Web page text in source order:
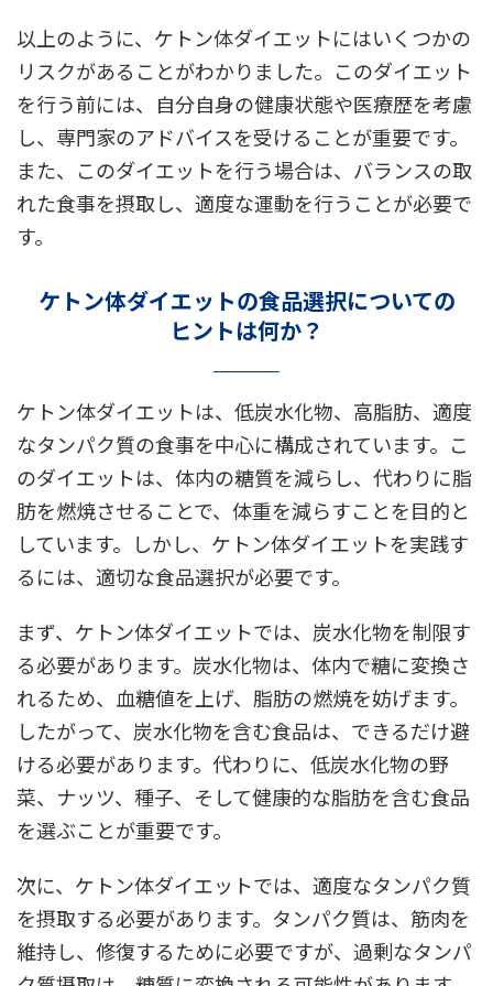
以上のように、ケトン体ダイエットにはいくつかの
リスクがあることがわかりました。このダイエット
を行う前には、自分自身の健康状態や医療歴を考慮
し、専門家のアドバイスを受けることが重要です。
また、このダイエットを行う場合は、バランスの取
れた食事を摂取し、適度な運動を行うことが必要で
す。
ケトン体ダイエットの食品選択についての
ヒントは何か？
ケトン体ダイエットは、低炭水化物、高脂肪、適度
なタンパク質の食事を中心に構成されています。こ
のダイエットは、体内の糖質を減らし、代わりに脂
肪を燃焼させることで、体重を減らすことを目的と
しています。しかし、ケトン体ダイエットを実践す
るには、適切な食品選択が必要です。
まず、ケトン体ダイエットでは、炭水化物を制限す
る必要があります。炭水化物は、体内で糖に変換さ
れるため、血糖値を上げ、脂肪の燃焼を妨げます。
したがって、炭水化物を含む食品は、できるだけ避
ける必要があります。代わりに、低炭水化物の野
菜、ナッツ、種子、そして健康的な脂肪を含む食品
を選ぶことが重要です。
次に、ケトン体ダイエットでは、適度なタンパク質
を摂取する必要があります。タンパク質は、筋肉を
維持し、修復するために必要ですが、過剰なタンパ